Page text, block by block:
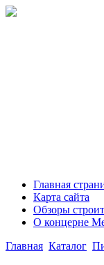
Главная
Карта сайта
Обзоры
О концерне
Главная Каталог